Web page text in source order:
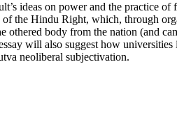
ideas on power and the practice
the Hindu Right, which, through
othered body from the nation (and
will also suggest how
neoliberal subjectivation.